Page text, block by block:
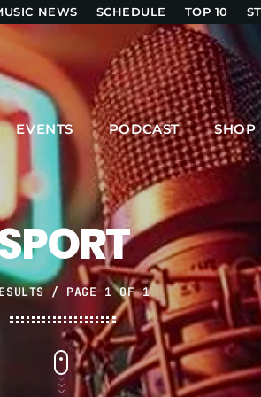
NEWS SCHEDULE TOP 10
EVENTS PODCAST
SHOWS
MPM MORNING POP
6:00 AM - 9:00 AM
GOLDEN HOUR HITS
AFRO BEATS
9:00 AM - 12:00 PM
URBAN TIME
12:00 PM - 3:00 PM
/ PAGE 1 OF 1